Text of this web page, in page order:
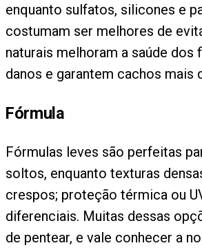
enquanto sulfatos, silicones e
costumam ser melhores de
naturais melhoram a saúde dos
danos e garantem cachos mais
Fórmula
Fórmulas leves são perfeitas
soltos, enquanto texturas
crespos; proteção térmica ou
diferenciais. Muitas dessas
de pentear, e vale conhecer a